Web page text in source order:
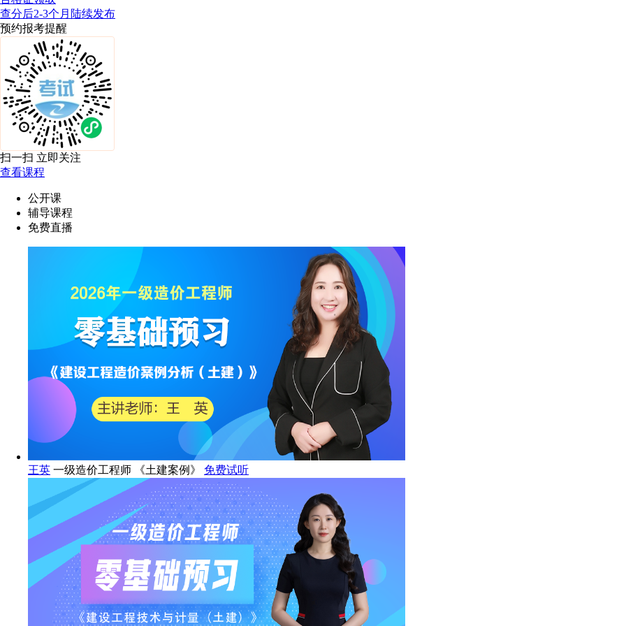
查分后2-3个月陆续发布
预约报考提醒
扫一扫 立即关注
查看课程
公开课
辅导课程
免费直播
王英 一级造价工程师 《土建案例》 免费试听